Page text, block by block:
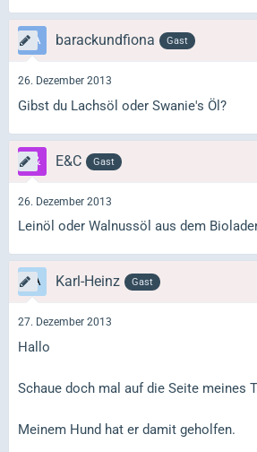
barackundfiona Gast
26. Dezember 2013
Gibst du Lachsöl oder Swanie's Öl?
E&C Gast
26. Dezember 2013
Leinöl oder Walnussöl aus dem
Karl-Heinz Gast
27. Dezember 2013
Hallo
Schaue doch mal auf die Seite meines
Meinem Hund hat er damit geholfen.